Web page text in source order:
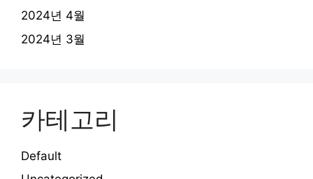
2024년 4월
2024년 3월
카테고리
Default